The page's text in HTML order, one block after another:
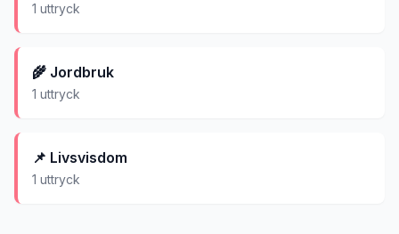
1 uttryck
🌾 Jordbruk
1 uttryck
📌 Livsvisdom
1 uttryck